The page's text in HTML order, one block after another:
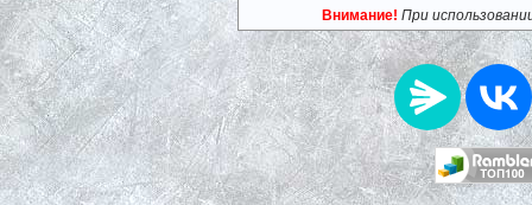
Внимание! При